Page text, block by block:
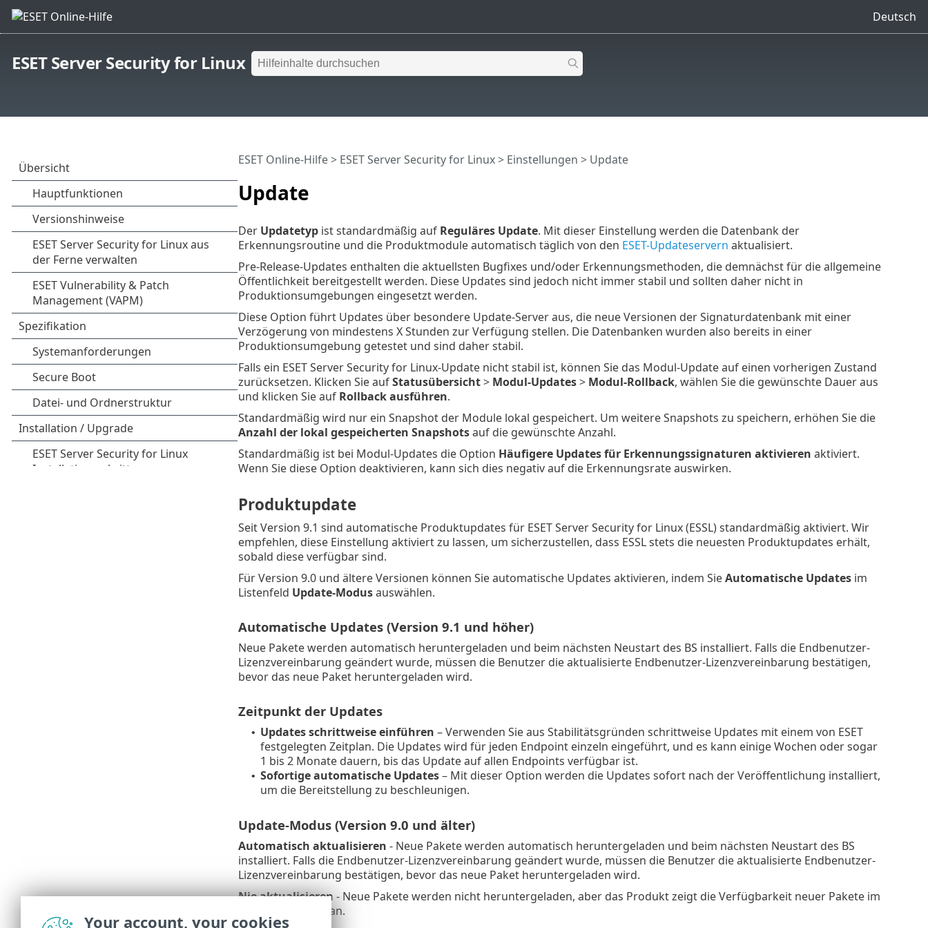
Deutsch
ESET Server Security for Linux
Update
ESET Online-Hilfe> ESET Server Security for Linux> Einstellungen > Update
Der Updatetypist standardmäßig auf Reguläres Update. Mit dieser Einstellung werden die Datenbank der
Erkennungsroutine und die Produktmodule automatisch täglich von den ESET-Updateservern aktualisiert.
Pre-Release-Updates enthalten die aktuellsten Bugfixes und/oder Erkennungsmethoden, die demnächst für die allgemeine
Öffentlichkeit bereitgestellt werden. Diese Updates sind jedoch nicht immer stabil und sollten daher nicht in
Produktionsumgebungen eingesetzt werden.
Diese Option führt Updates über besondere Update-Server aus, die neue Versionen der Signaturdatenbank mit einer
Verzögerung von mindestens X Stunden zur Verfügung stellen. Die Datenbanken wurden also bereits in einer
Produktionsumgebung getestet und sind daher stabil.
Falls ein ESET Server Security for Linux-Update nicht stabil ist, können Sie das Modul-Update auf einen vorherigen Zustand
zurücksetzen. Klicken Sie aufStatusübersicht> Modul-Updates> Modul-Rollback, wählen Sie die gewünschte Dauer aus
und klicken Sie auf Rollback ausführen.
Standardmäßig wird nur ein Snapshot der Module lokal gespeichert. Um weitere Snapshots zu speichern, erhöhen Sie die
Anzahl der lokal gespeicherten Snapshotsauf die gewünschte Anzahl.
Standardmäßig ist bei Modul-Updates die Option Häufigere Updates für Erkennungssignaturen aktivieren aktiviert.
Wenn Sie diese Option deaktivieren, kann sich dies negativ auf die Erkennungsrate auswirken.
Produktupdate
Seit Version 9.1 sind automatische Produktupdates für ESET Server Security for Linux (ESSL) standardmäßig aktiviert. Wir
empfehlen, diese Einstellung aktiviert zu lassen, um sicherzustellen, dass ESSL stets die neuesten Produktupdates erhält,
sobald diese verfügbar sind.
Für Version 9.0 und ältere Versionen können Sie automatische Updates aktivieren, indem SieAutomatische Updatesim
Listenfeld Update-Modusauswählen.
Automatische Updates (Version 9.1 und höher)
Neue Pakete werden automatisch heruntergeladen und beim nächsten Neustart des BS installiert. Falls die Endbenutzer-
Lizenzvereinbarung geändert wurde, müssen die Benutzer die aktualisierte Endbenutzer-Lizenzvereinbarung bestätigen,
bevor das neue Paket heruntergeladen wird.
Zeitpunkt der Updates
• Updates schrittweise einführen – Verwenden Sie aus Stabilitätsgründen schrittweise Updates mit einem von ESET
festgelegten Zeitplan. Die Updates wird für jeden Endpoint einzeln eingeführt, und es kann einige Wochen oder sogar
1 bis 2 Monate dauern, bis das Update auf allen Endpoints verfügbar ist.
• Sofortige automatische Updates– Mit dieser Option werden die Updates sofort nach der Veröffentlichung installiert,
um die Bereitstellung zu beschleunigen.
Update-Modus (Version 9.0 und älter)
Automatisch aktualisieren - Neue Pakete werden automatisch heruntergeladen und beim nächsten Neustart des BS
installiert. Falls die Endbenutzer-Lizenzvereinbarung geändert wurde, müssen die Benutzer die aktualisierte Endbenutzer-
Lizenzvereinbarung bestätigen, bevor das neue Paket heruntergeladen wird.
Nie aktualisieren - Neue Pakete werden nicht heruntergeladen, aber das Produkt zeigt die Verfügbarkeit neuer Pakete im
an.
Your account, your cookies